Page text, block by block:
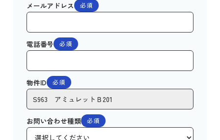
メールアドレス 必須
電話番号 必須
物件ID 必須
お問い合わせ種類 必須